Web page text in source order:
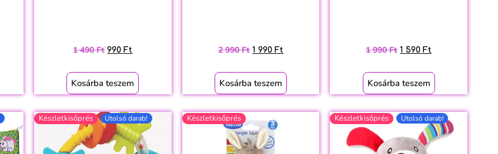
1 490Ft 990 Ft
Kosárba teszem
2 990Ft 1 990 Ft
Kosárba teszem
1 990Ft 1 590 Ft
Kosárba teszem
Készletkisőprés Utolsó darab! Készletkisőprés Készletkisőprés Utolsó darab!